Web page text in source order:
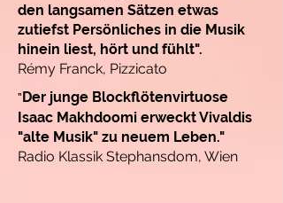
den langsamen Sätzen etwas
zutiefst Persönliches in die Musik
hinein liest, hört und fühlt".
Rémy Franck, Pizzicato
"Der junge Blockflötenvirtuose
Isaac Makhdoomi erweckt Vivaldis
"alte Musik" zu neuem Leben."
Radio Klassik Stephansdom, Wien